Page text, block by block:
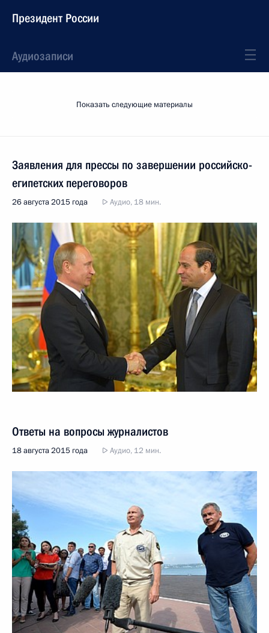
Президент России
Аудиозаписи
Показать следующие материалы
Заявления для прессы по завершении российско-
египетских переговоров
26 августа 2015 года Аудио, 18 мин.
Ответы на вопросы журналистов
18 августа 2015 года Аудио, 12 мин.